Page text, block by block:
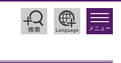
toggle
メニュー